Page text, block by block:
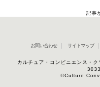
記事
お問い合わせ サイトマップ
カルチュア・コンビニエンス・
©Culture